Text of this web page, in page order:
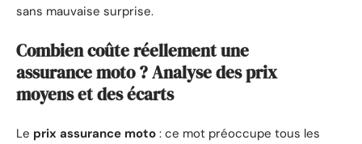
sans mauvaise surprise.
Combien coûte réellement une
assurance moto ? Analyse des prix
moyens et des écarts
Le prix assurance moto : ce mot préoccupe tous les